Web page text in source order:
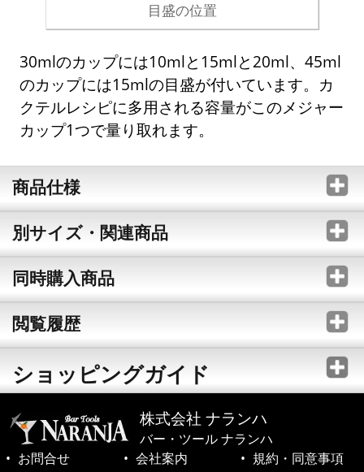
目盛の位置
30mlのカップには10mlと15mlと20ml、45ml
のカップには15mlの目盛が付いています。カ
クテルレシピに多用される容量がこのメジャー
カップ1つで量り取れます。
商品仕様
別サイズ・関連商品
同時購入商品
閲覧履歴
ショッピングガイド
株式会社 ナランハ
バー・ツール ナランハ
お問合せ
会社案内 規約・同意事項